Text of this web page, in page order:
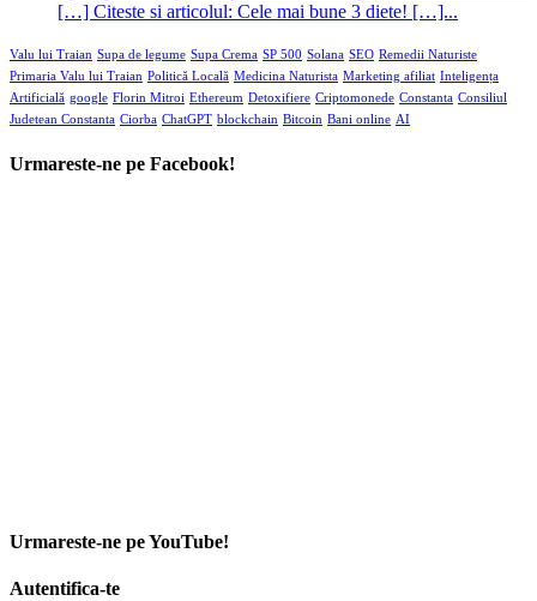
[…] Citeste si articolul: Cele mai bune 3 diete! […]...
Valu lui Traian Supa de legume Supa Crema SP 500 Solana SEO Remedii Naturiste
Primaria Valu lui Traian Politică Locală Medicina Naturista Marketing afiliat Inteligența
Artificială google Florin Mitroi Ethereum Detoxifiere Criptomonede Constanta Consiliul
Judetean Constanta Ciorba ChatGPT blockchain Bitcoin Bani online AI
Urmareste-ne pe Facebook!
Urmareste-ne pe YouTube!
Autentifica-te